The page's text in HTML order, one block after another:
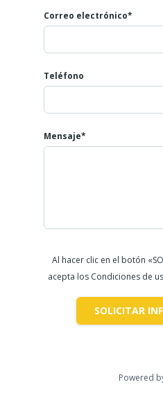
Correo electrónico*
Teléfono
Mensaje*
Al hacer clic en el botón
acepta los Condiciones de
SOLICITAR
Powered